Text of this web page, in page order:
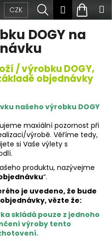
CZK Hledat
DOGY na
/ výrobku DOGY,
objednávky
našeho výrobku DOGY
maxiální pozornost při
výrobě. Věříme tedy,
si Vaše výlety s
produktu, nazývejme
“.
je uvedeno, že bude
vězte že:
skládá pouze z jednoho
výroby tento